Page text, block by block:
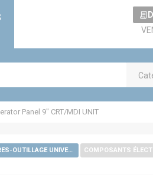
Panel 9" CRT/MDI UNIT
ACCESSOIRES-OUTILLAGE UNIVERSELS COMPOSANTS